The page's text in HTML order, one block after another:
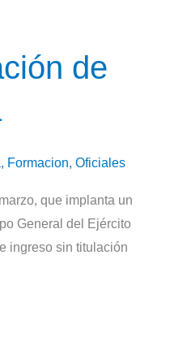
de
, Formacion, Oficiales
que implanta un
General del Ejército
ingreso sin titulación